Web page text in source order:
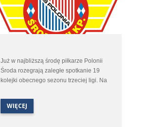
Już w najbliższą środę piłkarze Polonii
Środa rozegrają zaległe spotkanie 19
kolejki obecnego sezonu trzeciej ligi. Na
Flotę Świnoujście. Wstęp na to spotkanie
tradycyjnie jest wolny.
WIĘCEJ